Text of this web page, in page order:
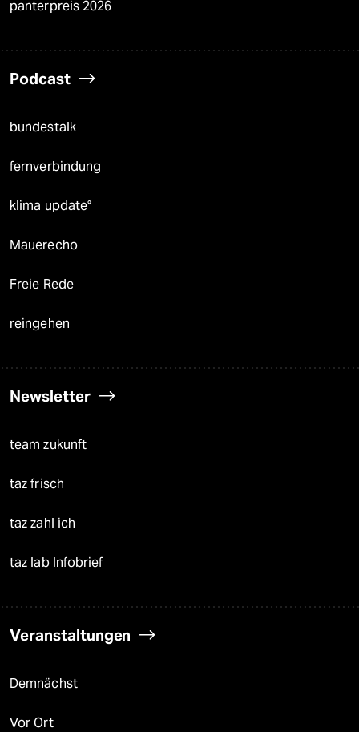
panterpreis 2026
Podcast
bundestalk
fernverbindung
klima update°
Mauerecho
Freie Rede
reingehen
Newsletter
team zukunft
taz frisch
taz zahl ich
taz lab Infobrief
Veranstaltungen
Demnächst
Vor Ort